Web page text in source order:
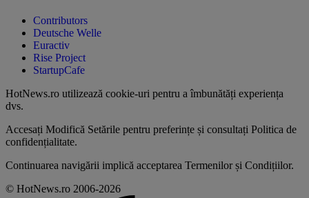
Contributors
Deutsche Welle
Euractiv
Rise Project
StartupCafe
HotNews.ro utilizează cookie-uri pentru a îmbunătăți experiența
dvs.
Accesați Modifică Setările pentru preferințe și consultați Politica de
confidențialitate.
Continuarea navigării implică acceptarea Termenilor și Condițiilor.
© HotNews.ro 2006-2026